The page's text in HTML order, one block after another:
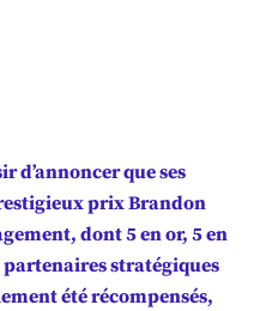
window
d’annoncer que ses
prix Brandon
dont 5 en or, 5 en
partenaires stratégiques
été récompensés,